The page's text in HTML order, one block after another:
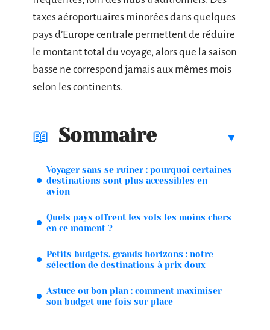
taxes aéroportuaires minorées dans quelques
pays d’Europe centrale permettent de réduire
le montant total du voyage, alors que la saison
basse ne correspond jamais aux mêmes mois
selon les continents.
Sommaire
Voyager sans se ruiner : pourquoi certaines
destinations sont plus accessibles en
avion
Quels pays offrent les vols les moins chers
en ce moment ?
Petits budgets, grands horizons : notre
sélection de destinations à prix doux
Astuce ou bon plan : comment maximiser
son budget une fois sur place